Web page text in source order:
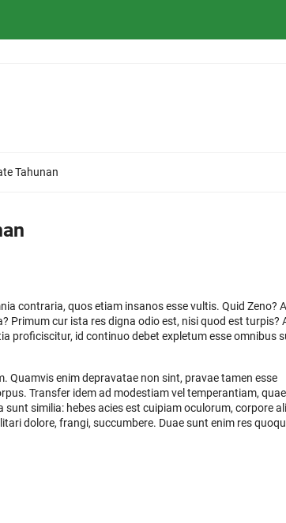
Tahunan
contraria, quos etiam insanos esse vultis. Quid Zeno?
cur ista res digna odio est, nisi quod est turpis?
proficiscitur, id continuo debet expletum esse omnibus
Quamvis enim depravatae non sint, pravae tamen esse
Transfer idem ad modestiam vel temperantiam,
similia: hebes acies est cuipiam oculorum, corpore
dolore, frangi, succumbere. Duae sunt enim res